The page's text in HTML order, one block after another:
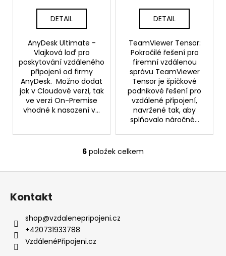
DETAIL
AnyDesk Ultimate -
Vlajková loď pro
poskytování vzdáleného
připojení od firmy
AnyDesk. Možno dodat
jak v Cloudové verzi, tak
ve verzi On-Premise
vhodné k nasazení v...
DETAIL
TeamViewer Tensor:
Pokročilé řešení pro
firemní vzdálenou
správu TeamViewer
Tensor je špičkové
podnikové řešení pro
vzdálené připojení,
navržené tak, aby
splňovalo náročné...
O
v
c
6 položek celkem
Kontakt
shop@vzdalenepripojeni.cz
+420731933788
VzdálenéPřipojeni.cz